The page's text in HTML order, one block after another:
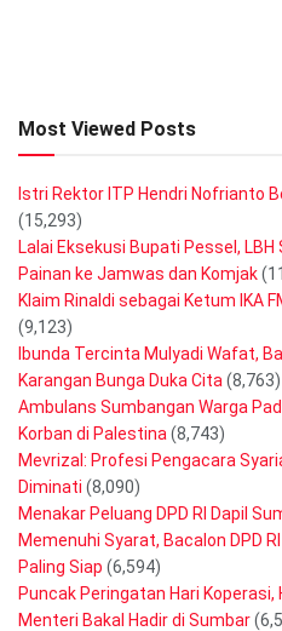
Most Viewed Posts
Istri Rektor ITP Hendri Nofrianto
(15,293)
Lalai Eksekusi Bupati Pessel,
Painan ke Jamwas dan Komjak
Klaim Rinaldi sebagai Ketum IKA
(9,123)
Ibunda Tercinta Mulyadi Wafat,
Karangan Bunga Duka Cita (8,763)
Ambulans Sumbangan Warga
Korban di Palestina (8,743)
Mevrizal: Profesi Pengacara
Diminati (8,090)
Menakar Peluang DPD RI Dapil
Memenuhi Syarat, Bacalon DPD
Paling Siap (6,594)
Puncak Peringatan Hari Koperasi,
Menteri Bakal Hadir di Sumbar